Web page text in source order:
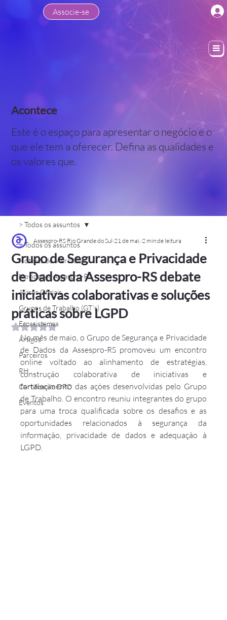
Associe-se
Acontece
Este é o espaço para apresentar o negócio e o
que ele tem a oferecer. Defina as qualidades e
os valores que.
> Todos os assuntos
Notícias de Mercado
Novidades Assespro-RS
Avisos Oficiais
Grupos de Trabalho (GT´s)
Ecossistemas
Artigos
Parceiros
RH
Certificação DPO
Eventos
> Todos os assuntos
Grupo de Segurança e Privacidade
de Dados da Assespro-RS debate
iniciativas colaborativas e soluções
práticas sobre LGPD
Assespro-RS Rio Grande do Sul 21 de mai. 2 min de leitura
Avaliado com NaN de 5 estrelas.
No mês de maio, o Grupo de Segurança e Privacidade
de Dados da Assespro-RS promoveu um encontro
online voltado ao alinhamento de estratégias,
construção colaborativa de iniciativas e
fortalecimento das ações desenvolvidas pelo Grupo
de Trabalho. O encontro reuniu integrantes do grupo
para uma troca qualificada sobre os desafios e as
oportunidades relacionados à segurança da
informação, privacidade de dados e adequação à
LGPD.